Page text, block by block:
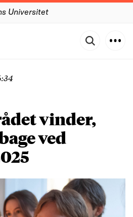
Universitet
vinder,
ved